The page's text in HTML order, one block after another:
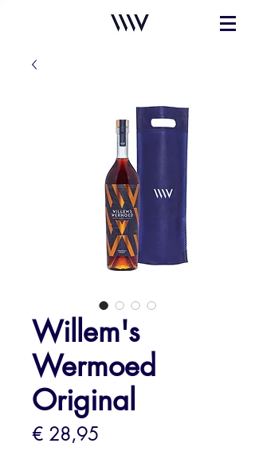
Willem's
Wermoed
Original
€ 28,95